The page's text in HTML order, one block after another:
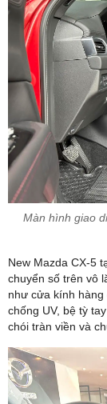
Màn hình giao
New Mazda CX-5
chuyển số trên vô
như cửa kính
chống UV, bệ tỳ
chói tràn viền và